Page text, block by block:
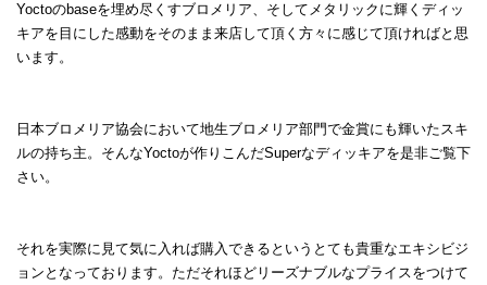
Yoctoのbaseを埋め尽くすブロメリア、そしてメタリックに輝くディッ
キアを目にした感動をそのまま来店して頂く方々に感じて頂ければと思
います。
日本ブロメリア協会において地生ブロメリア部門で金賞にも輝いたスキ
ルの持ち主。そんなYoctoが作りこんだSuperなディッキアを是非ご覧下
さい。
それを実際に見て気に入れば購入できるというとても貴重なエキシビジ
ョンとなっております。ただそれほどリーズナブルなプライスをつけて